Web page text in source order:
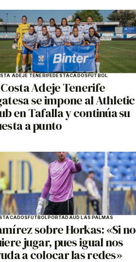
ADEJE TENERIFEDESTACADOSFÚTBOL
Adeje Tenerife
se impone al Athletic
en Tafalla y continúa su
a punto
FÚTBOLPORTADAUD LAS PALMAS
sobre Horkas: «Si no
jugar, pues igual nos
a colocar las redes»